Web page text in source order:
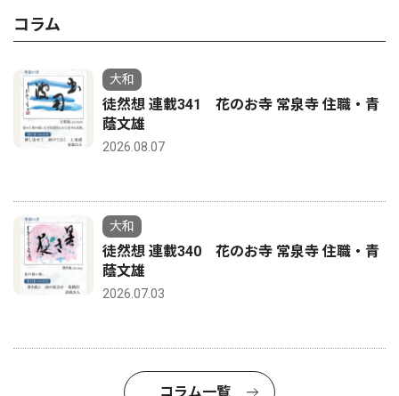
コラム
大和
徒然想 連載341 花のお寺 常泉寺 住職・青
蔭文雄
2026.08.07
大和
徒然想 連載340 花のお寺 常泉寺 住職・青
蔭文雄
2026.07.03
コラム一覧